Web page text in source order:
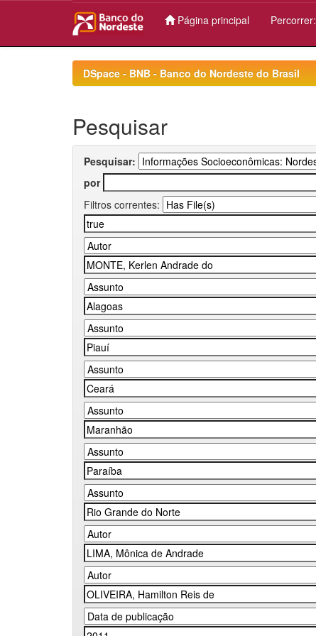
Página principal Percorrer:
DSpace - BNB - Banco do Nordeste do Brasil
Pesquisar
Pesquisar:
por
Filtros correntes: